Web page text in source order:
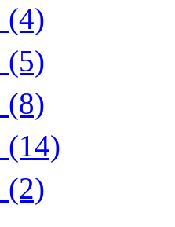
(4)
(5)
(8)
(14)
(2)